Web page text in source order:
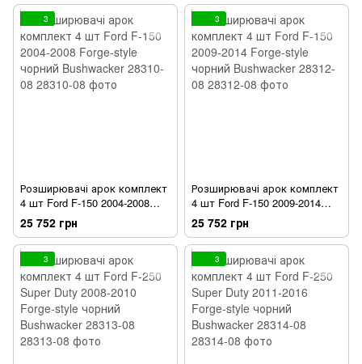
3
Розширювачі арок комплект
4 шт Ford F-150 2004-2008
Forge-style чорний
Bushwacker 28310-08
25 752 грн
3
Розширювачі арок комплект
4 шт Ford F-150 2009-2014
Forge-style чорний
Bushwacker 28312-08
25 752 грн
3 3